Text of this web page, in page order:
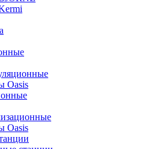
Oasis
Oasis